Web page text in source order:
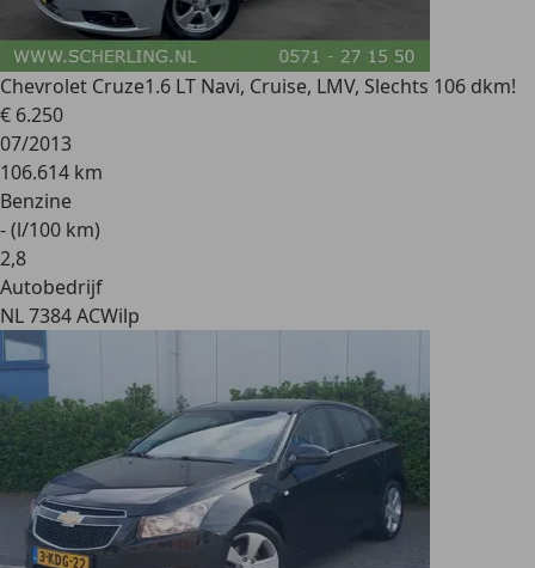
Chevrolet Cruze1.6 LT Navi, Cruise, LMV, Slechts 106 dkm!
€ 6.250
07/2013
106.614 km
Benzine
- (l/100 km)
2,8
Autobedrijf
NL 7384 ACWilp